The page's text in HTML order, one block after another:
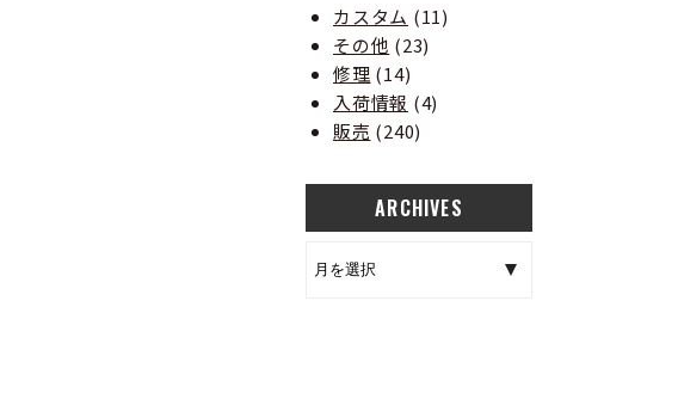
カスタム (11)
その他 (23)
修理 (14)
入荷情報 (4)
販売 (240)
ARCHIVES